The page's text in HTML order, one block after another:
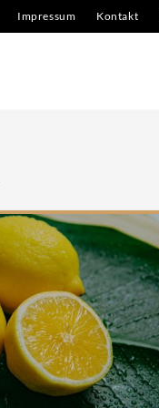
Impressum Kontakt